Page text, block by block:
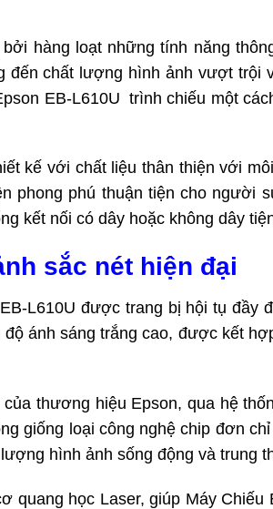
hàng loạt những tính năng
chất lượng hình ảnh vượt trội
EB-L610U trình chiếu một
kế với chất liệu thân thiện với
phong phú thuận tiện cho người
kết nối có dây hoặc không dây
sắc nét hiện đại
L610U được trang bị hội tụ đầy
ánh sáng trắng cao, được kết
thương hiệu Epson, qua hệ
giống loại công nghệ chip đơn
hình ảnh sống động và trung
học Laser, giúp Máy